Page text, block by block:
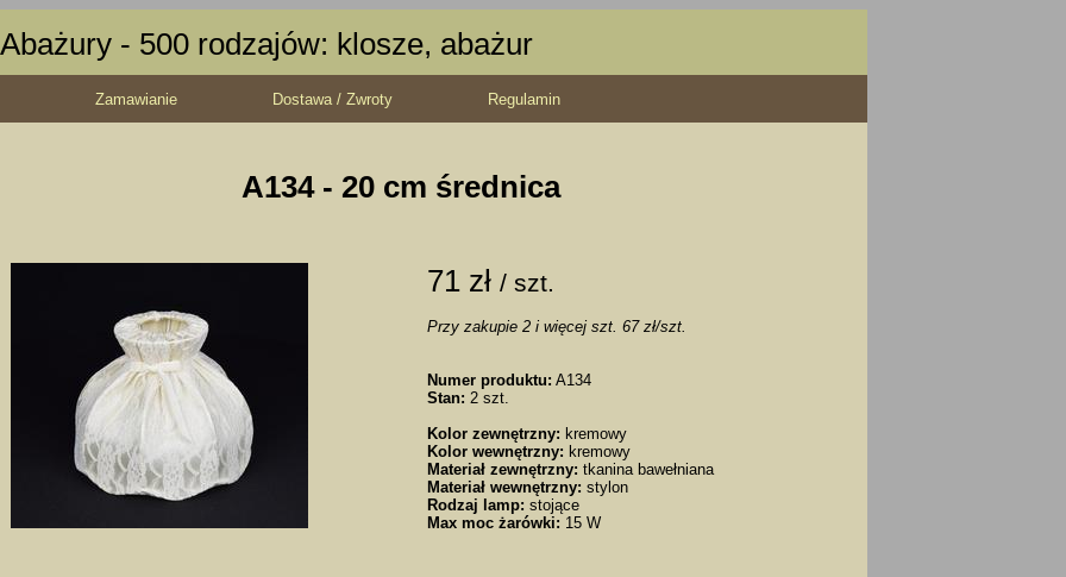
Abażury - 500 rodzajów: klosze, abażur
Zamawianie Dostawa / Zwroty Regulamin
A134 - 20 cm średnica
71 zł / szt.
Przy zakupie 2 i więcej szt. 67 zł/szt.
Numer produktu: A134
Stan: 2 szt.
Kolor zewnętrzny: kremowy
Kolor wewnętrzny: kremowy
Materiał zewnętrzny: tkanina bawełniana
Materiał wewnętrzny: stylon
Rodzaj lamp: stojące
Max moc żarówki: 15 W